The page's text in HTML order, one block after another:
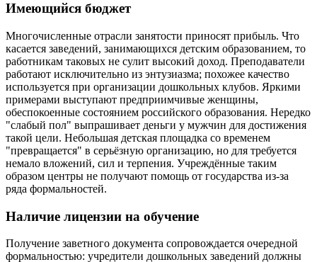
Имеющийся бюджет
Многочисленные отрасли занятости приносят прибыль. Что
касается заведений, занимающихся детским образованием, то
работникам таковых не сулит высокий доход. Преподаватели
работают исключительно из энтузиазма; похожее качество
используется при организации дошкольных клубов. Яркими
примерами выступают предприимчивые женщины,
обеспокоенные состоянием российского образования. Нередко
"слабый пол" выпрашивает деньги у мужчин для достижения
такой цели. Небольшая детская площадка со временем
"превращается" в серьёзную организацию, но для требуется
немало вложений, сил и терпения. Учреждённые таким
образом центры не получают помощь от государства из-за
ряда формальностей.
Наличие лицензии на обучение
Получение заветного документа сопровождается очередной
формальностью: учредители дошкольных заведений должны